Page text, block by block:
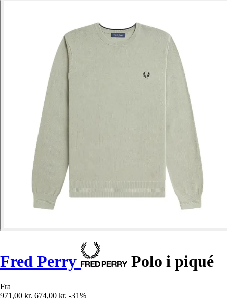
Fred Perry Polo i piqué
Fra
971,00 kr. 674,00 kr. -31%